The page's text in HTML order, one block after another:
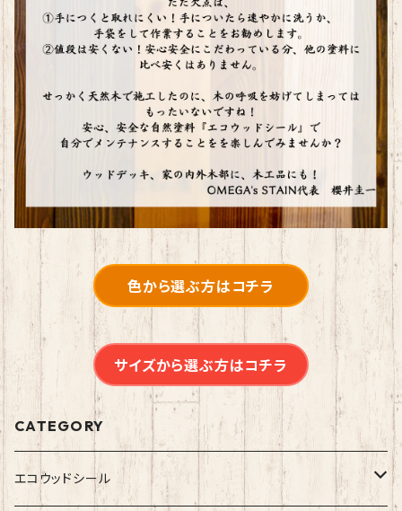
色から選ぶ方はコチラ
サイズから選ぶ方はコチラ
CATEGORY
エコウッドシール